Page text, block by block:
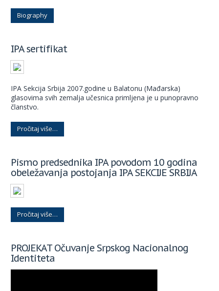
Biography
IPA sertifikat
IPA Sekcija Srbija 2007.godine u Balatonu (Mađarska)
glasovima svih zemalja učesnica primljena je u punopravno
članstvo.
Pročitaj više…
Pismo predsednika IPA povodom 10 godina
obeležavanja postojanja IPA SEKCIJE SRBIJA
Pročitaj više…
PROJEKAT Očuvanje Srpskog Nacionalnog
Identiteta